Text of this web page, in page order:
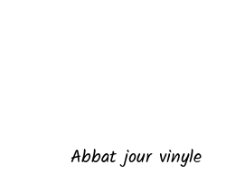
Abbat jour vinyle